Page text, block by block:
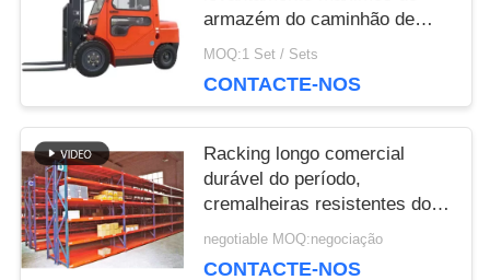
more eye strain during long sessions. Highly r
armazém do caminhão de
empilhadeira da altura
MOQ:1 Set / Sets
CONTACTE-NOS
Racking longo comercial
durável do período,
cremalheiras resistentes do
armazenamento para o
negotiable MOQ:negociação
CONTACTE-NOS